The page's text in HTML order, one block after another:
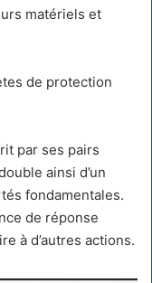
matériels et
de protection
par ses pairs
ainsi d’un
fondamentales.
de réponse
à d’autres actions.